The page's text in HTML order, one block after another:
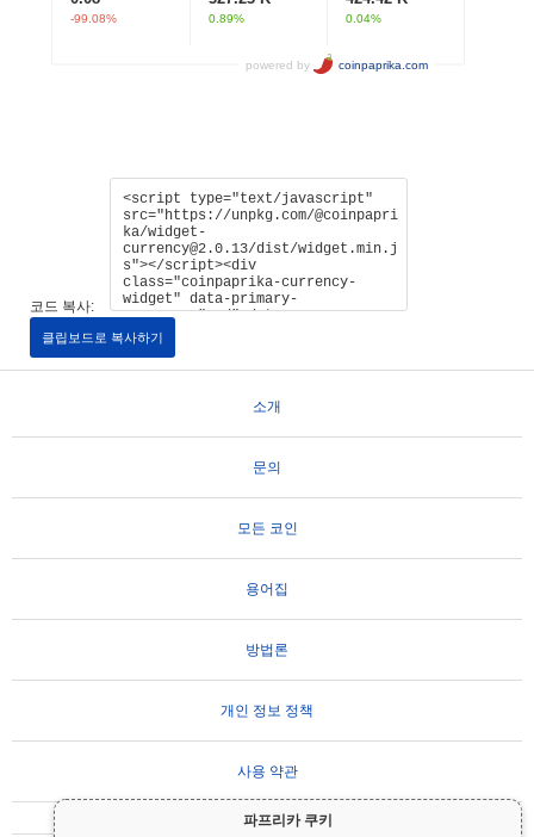
파프리카 쿠키
코드 복사:
클립보드로 복사하기
소개
문의
모든 코인
용어집
방법론
개인 정보 정책
사용 약관